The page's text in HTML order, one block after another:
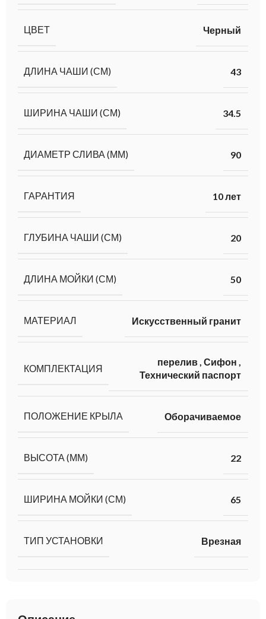
ЦВЕТ Черный
ДЛИНА ЧАШИ (СМ) 43
ШИРИНА ЧАШИ (СМ) 34.5
ДИАМЕТР СЛИВА (ММ) 90
ГАРАНТИЯ 10 лет
ГЛУБИНА ЧАШИ (СМ) 20
ДЛИНА МОЙКИ (СМ) 50
МАТЕРИАЛ Искусственный гранит
КОМПЛЕКТАЦИЯ
перелив, Сифон ,
Технический паспорт
ПОЛОЖЕНИЕ КРЫЛА Оборачиваемое
ВЫСОТА (ММ) 22
ШИРИНА МОЙКИ (СМ) 65
ТИП УСТАНОВКИ Врезная